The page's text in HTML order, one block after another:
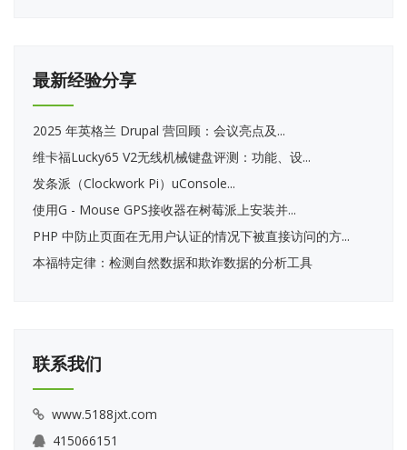
最新经验分享
2025 年英格兰 Drupal 营回顾：会议亮点及...
维卡福Lucky65 V2无线机械键盘评测：功能、设...
发条派（Clockwork Pi）uConsole...
使用G - Mouse GPS接收器在树莓派上安装并...
PHP 中防止页面在无用户认证的情况下被直接访问的方...
本福特定律：检测自然数据和欺诈数据的分析工具
联系我们
www.5188jxt.com
415066151